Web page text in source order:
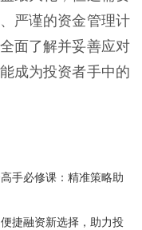
严谨的资金管理计
面了解并妥善应对
成为投资者手中的
手必修课：精准策略助
捷融资新选择，助力投